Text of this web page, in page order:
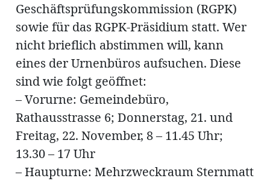
Geschäftsprüfungskommission (RGPK)
sowie für das RGPK-Präsidium statt. Wer
nicht brieflich abstimmen will, kann
eines der Urnenbüros aufsuchen. Diese
sind wie folgt geöffnet:
– Vorurne: Gemeindebüro,
Rathausstrasse 6; Donnerstag, 21. und
Freitag, 22. November, 8 – 11.45 Uhr;
13.30 – 17 Uhr
– Haupturne: Mehrzweckraum Sternmatt